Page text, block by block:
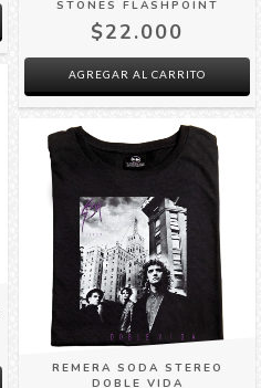
STONES FLASHPOINT
$22.000
AGREGAR AL CARRITO
REMERA SODA STEREO
DOBLE VIDA